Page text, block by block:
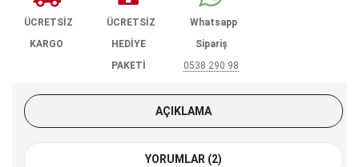
ÜCRETSİZ
KARGO
ÜCRETSİZ
HEDİYE
PAKETİ
Whatsapp
Sipariş
0538 290 98
AÇIKLAMA
YORUMLAR (2)